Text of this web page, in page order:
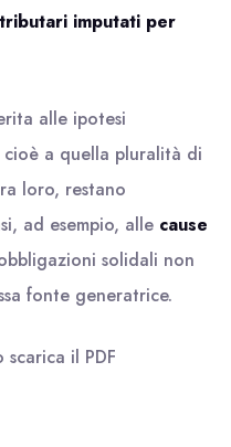
imputati per
alle ipotesi
cioè a quella pluralità di
loro, restano
ad esempio, alle cause
solidali non
fonte generatrice.
scarica il PDF